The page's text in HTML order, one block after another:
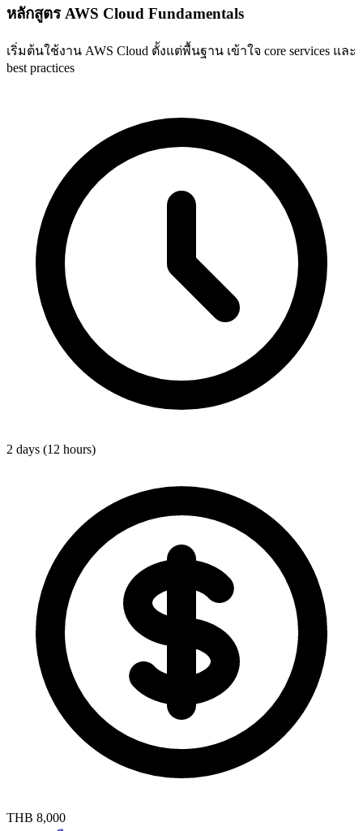
หลักสูตร AWS Cloud Fundamentals
เริ่มต้นใช้งาน AWS Cloud ตั้งแต่พื้นฐาน เข้าใจ core services และ
best practices
2 days (12 hours)
THB 8,000